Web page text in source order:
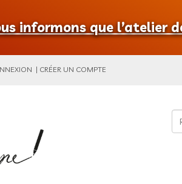
informons que l’atelier
| CRÉER UN COMPTE